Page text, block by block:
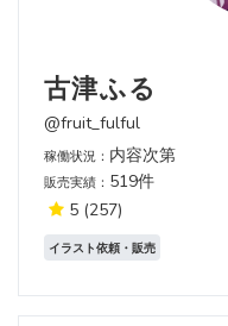
古津ふる
@fruit_fulful
稼働状況： 内容次第
販売実績： 519件
5 (257)
イラスト依頼・販売